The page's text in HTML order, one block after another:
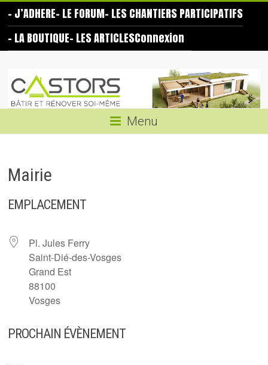
content
– J’ADHERE– LE FORUM– LES CHANTIERS PARTICIPATIFS
– LA BOUTIQUE– LES ARTICLESConnexion
Castors
même
Menu
Mairie
EMPLACEMENT
Pl. Jules Ferry
Saint-Dié-des-Vosges
Grand Est
88100
Vosges
PROCHAIN ÉVÈNEMENT